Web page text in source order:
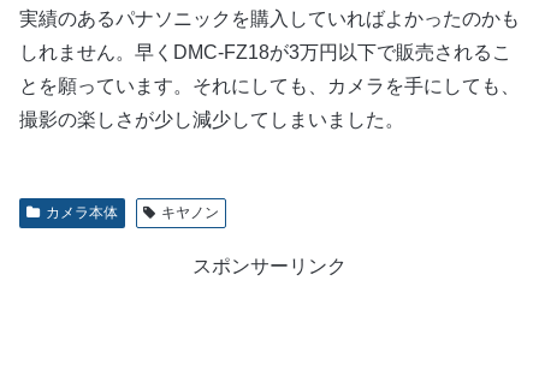
実績のあるパナソニックを購入していればよかったのかも
しれません。早くDMC-FZ18が3万円以下で販売されるこ
とを願っています。それにしても、カメラを手にしても、
撮影の楽しさが少し減少してしまいました。
カメラ本体 キヤノン
スポンサーリンク